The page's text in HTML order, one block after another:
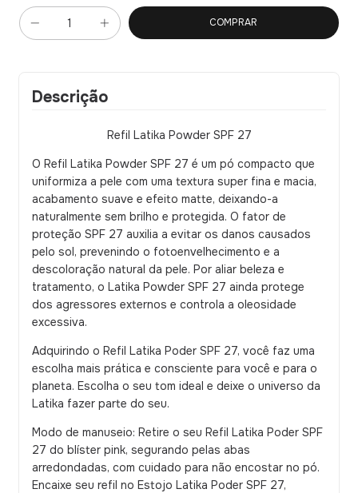
Descrição
Refil Latika Powder SPF 27
O Refil Latika Powder SPF 27 é um pó compacto que
uniformiza a pele com uma textura super fina e macia,
acabamento suave e efeito matte, deixando-a
naturalmente sem brilho e protegida. O fator de
proteção SPF 27 auxilia a evitar os danos causados
pelo sol, prevenindo o fotoenvelhecimento e a
descoloração natural da pele. Por aliar beleza e
tratamento, o Latika Powder SPF 27 ainda protege
dos agressores externos e controla a oleosidade
excessiva.
Adquirindo o Refil Latika Poder SPF 27, você faz uma
escolha mais prática e consciente para você e para o
planeta. Escolha o seu tom ideal e deixe o universo da
Latika fazer parte do seu.
Modo de manuseio: Retire o seu Refil Latika Poder SPF
27 do blíster pink, segurando pelas abas
arredondadas, com cuidado para não encostar no pó.
Encaixe seu refil no Estojo Latika Poder SPF 27,